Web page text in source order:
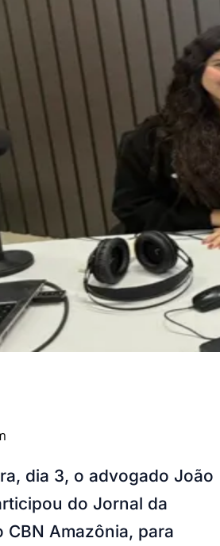
dia 3, o advogado João
do Jornal da
CBN Amazônia, para